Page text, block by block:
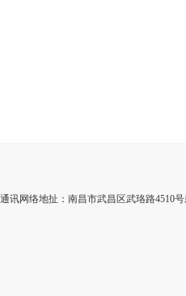
通讯网络地扯：南昌市武昌区武珞路4510